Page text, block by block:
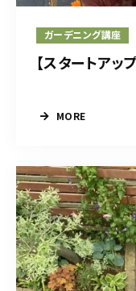
ガーデニング講座
【スタートアッ
MORE